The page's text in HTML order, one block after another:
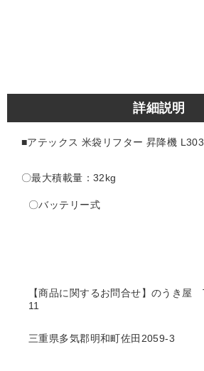
詳細説明
■アテックス 米袋リフター 昇降機
〇最大積載量：32kg
〇バッテリー式
【商品に関するお問合せ】のうき屋
11
三重県多気郡明和町佐田2059-3